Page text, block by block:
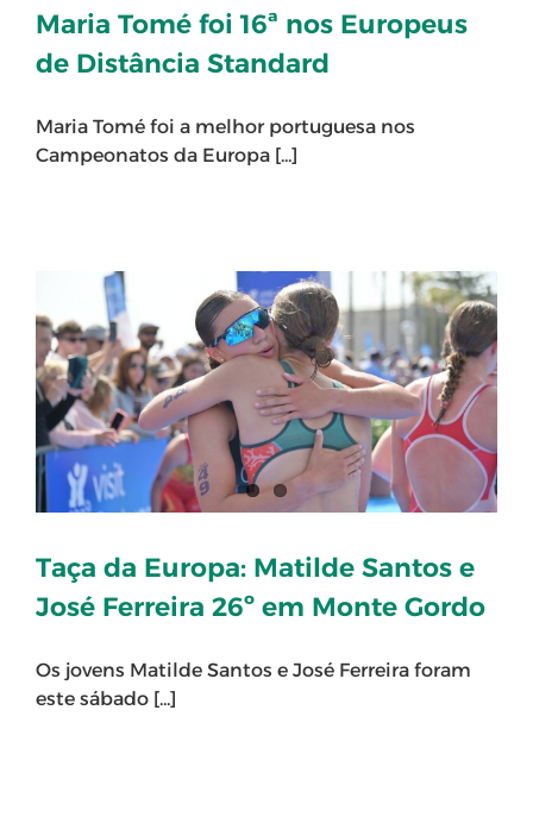
Maria Tomé foi 16ª nos Europeus
de Distância Standard
Maria Tomé foi a melhor portuguesa nos
Campeonatos da Europa [...]
Taça da Europa: Matilde Santos e
José Ferreira 26º em Monte Gordo
Os jovens Matilde Santos e José Ferreira foram
este sábado [...]